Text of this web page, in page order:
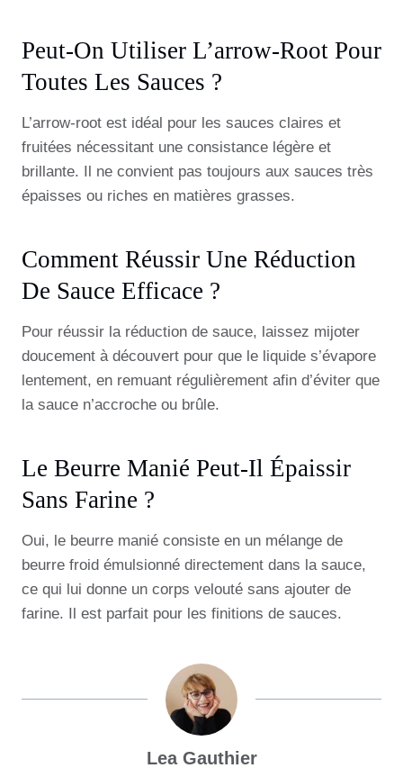
Peut-On Utiliser L’arrow-Root Pour
Toutes Les Sauces ?
L’arrow-root est idéal pour les sauces claires et
fruitées nécessitant une consistance légère et
brillante. Il ne convient pas toujours aux sauces très
épaisses ou riches en matières grasses.
Comment Réussir Une Réduction
De Sauce Efficace ?
Pour réussir la réduction de sauce, laissez mijoter
doucement à découvert pour que le liquide s’évapore
lentement, en remuant régulièrement afin d’éviter que
la sauce n’accroche ou brûle.
Le Beurre Manié Peut-Il Épaissir
Sans Farine ?
Oui, le beurre manié consiste en un mélange de
beurre froid émulsionné directement dans la sauce,
ce qui lui donne un corps velouté sans ajouter de
farine. Il est parfait pour les finitions de sauces.
Lea Gauthier